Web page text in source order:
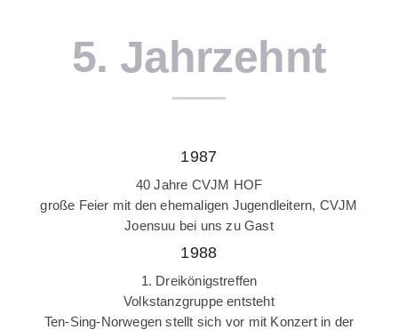
5. Jahrzehnt
1987
40 Jahre CVJM HOF
große Feier mit den ehemaligen Jugendleitern, CVJM
Joensuu bei uns zu Gast
1988
1. Dreikönigstreffen
Volkstanzgruppe entsteht
Ten-Sing-Norwegen stellt sich vor mit Konzert in der